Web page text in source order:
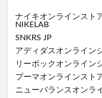
ナイキオンラインスト
NIKELAB
SNKRS JP
アディダスオンライン
リーボックオンライン
プーマオンラインスト
ニューバランスオンラ